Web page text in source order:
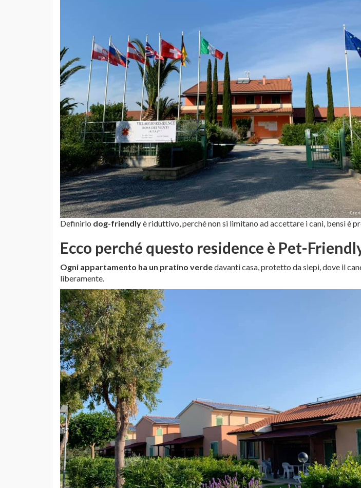
Definirlo dog-friendlyè riduttivo, perché non si limitano ad accettare i cani, bensì è
Ecco perché questo residence è Pet-
Ogni appartamento ha un pratino verdedavanti casa, protetto da siepi, dove il
liberamente.